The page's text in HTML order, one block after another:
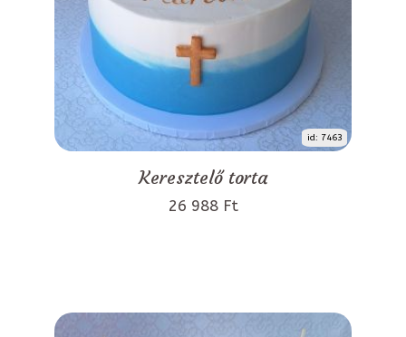
id: 7463
Keresztelő torta
26 988 Ft